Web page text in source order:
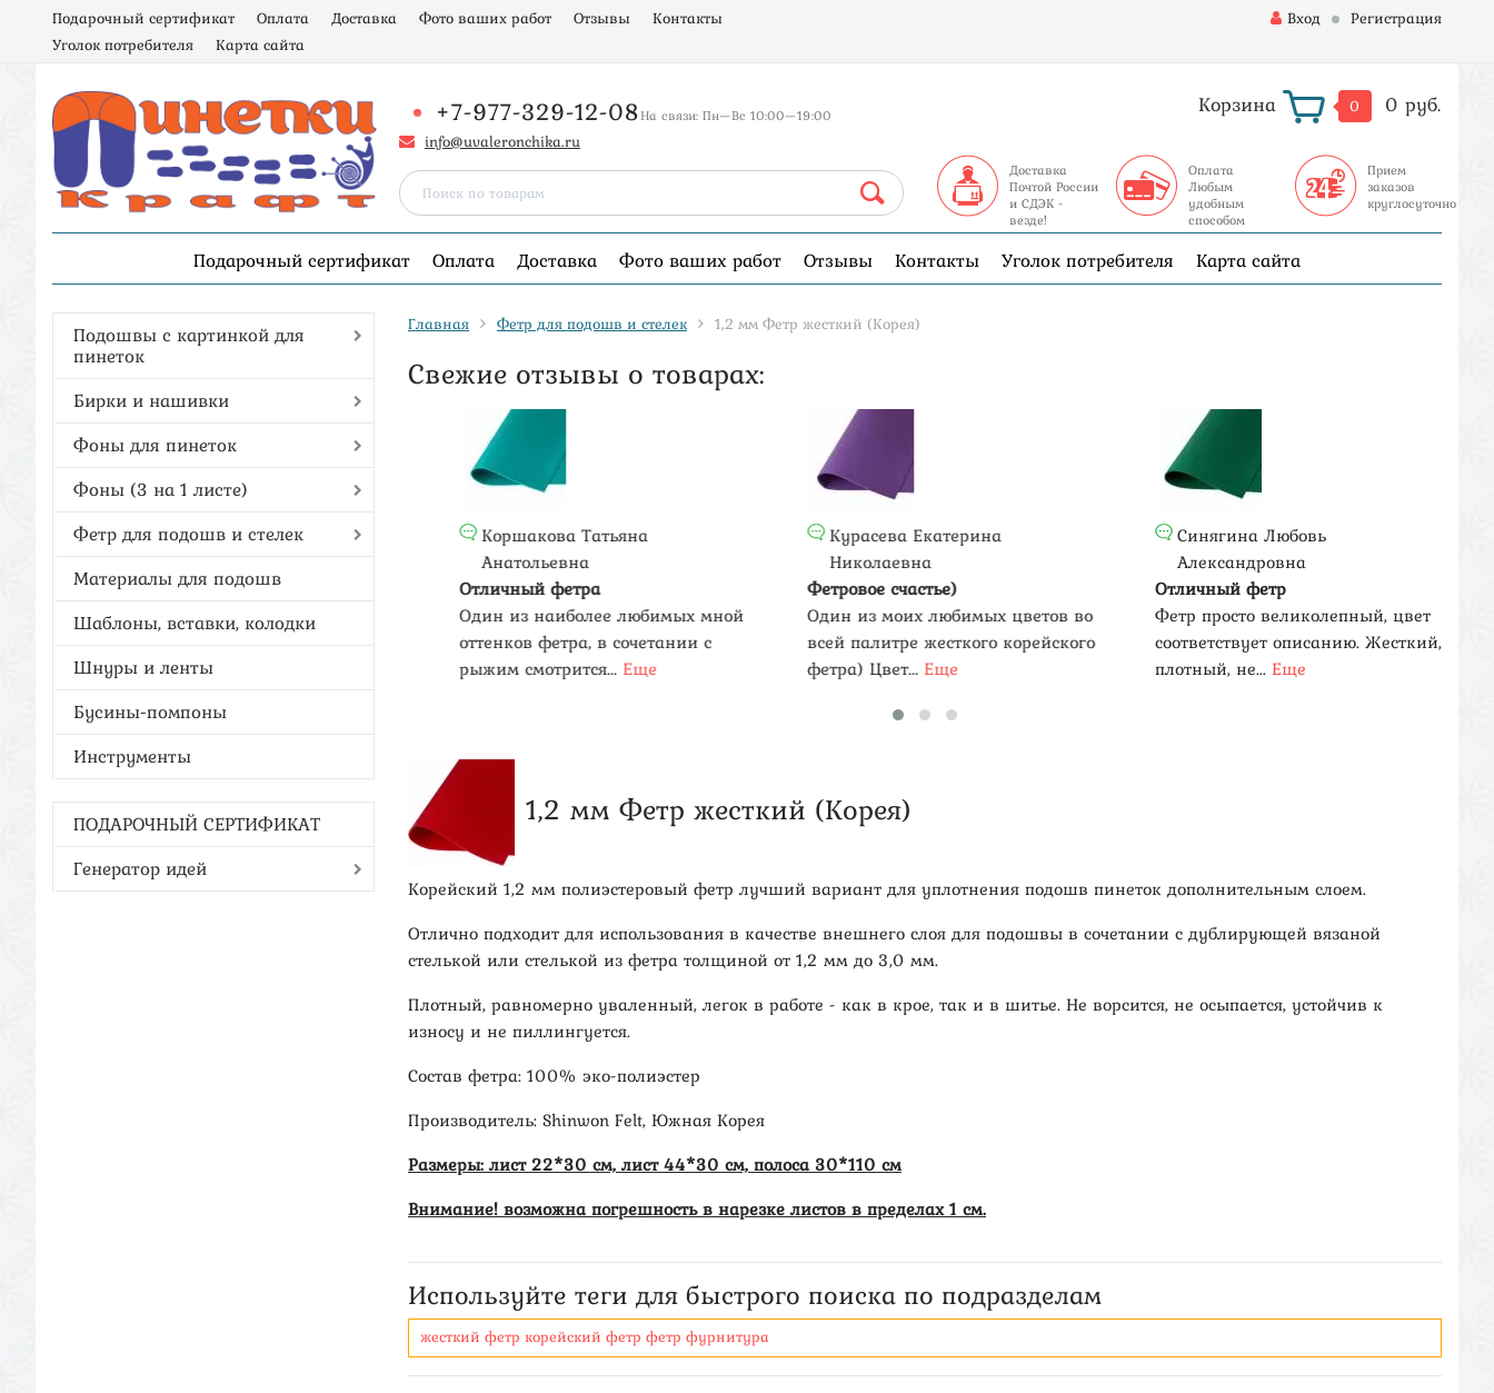
Подарочный сертификат Оплата Доставка Фото ваших работ Отзывы
Контакты
Уголок потребителя
Карта сайта
Вход Регистрация
+7-977-329-12-08На связи: Пн—Вс 10:00—19:00
info@uvaleronchika.ru
Корзина 0 0 руб.
Доставка
Почтой России
и СДЭК -
везде!
Оплата
Любым
удобным
способом
Прием
заказов
круглосуточно
Подарочный сертификат Оплата Доставка Фото ваших работ Отзывы Контакты Уголок потребителя Карта сайта
Подошвы с картинкой для
пинеток
Бирки и нашивки
Фоны для пинеток
Фоны (3 на 1 листе)
Фетр для подошв и стелек
Материалы для подошв
Шаблоны, вставки, колодки
Шнуры и ленты
Бусины-помпоны
Инструменты
ПОДАРОЧНЫЙ СЕРТИФИКАТ
Генератор идей
Главная Фетр для подошв и стелек 1,2 мм Фетр жесткий (Корея)
Свежие отзывы о товарах:
Назина Екатерина
ФЕТР ЖЕСТКИЙ, ЦВЕТ 804
(КРЕМОВЫЙ)
Качество прекрасное! Благодарю.
Буду делать еще заказ.
Коршакова Татьяна
Анатольевна
Отличный фетра
Один из наиболее любимых мной
оттенков фетра, в сочетании с
рыжим смотрится...Еще
Курасева Екатерина
Николаевна
Фетровое счастье)
Один из моих любимых цветов во
всей палитре жесткого корейского
фетра) Цвет...Еще
Синягина Любовь
Александровна
Отличный фетр
Фетр просто великолепный, цвет
соответствует описанию. Жесткий,
плотный, не...Еще
1,2 мм Фетр жесткий (Корея)
Корейский 1,2 мм полиэстеровый фетр лучший вариант для уплотнения подошв пинеток дополнительным слоем.
Отлично подходит для использования в качестве внешнего слоя для подошвы в сочетании с дублирующей вязаной
стелькой или стелькой из фетра толщиной от 1,2 мм до 3,0 мм.
Плотный, равномерно уваленный, легок в работе - как в крое, так и в шитье. Не ворсится, не осыпается, устойчив к
износу и не пиллингуется.
Состав фетра: 100% эко-полиэстер
Производитель: Shinwon Felt, Южная Корея
Размеры: лист 22*30 см, лист 44*30 см, полоса 30*110 см
Внимание! возможна погрешность в нарезке листов в пределах 1 см.
Используйте теги для быстрого поиска по подразделам
жесткий фетр корейский фетр фетр фурнитура